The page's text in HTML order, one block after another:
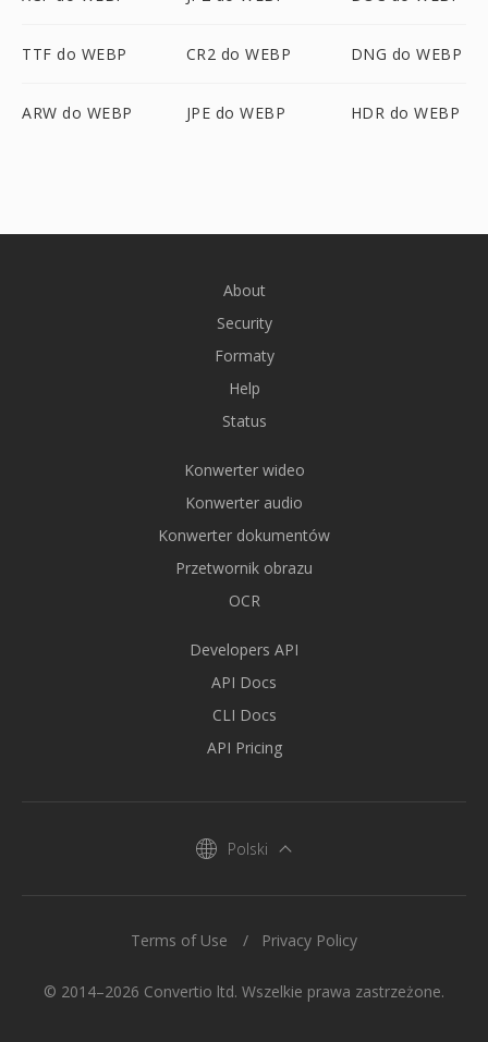
TTF do WEBP CR2 do WEBP DNG do WEBP
ARW do WEBP JPE do WEBP HDR do WEBP
About
Security
Formaty
Help
Status
Konwerter wideo
Konwerter audio
Konwerter dokumentów
Przetwornik obrazu
OCR
Developers API
API Docs
CLI Docs
API Pricing
Polski
© 2014–2026 Convertio ltd. Wszelkie prawa zastrzeżone.
Terms of Use Privacy Policy